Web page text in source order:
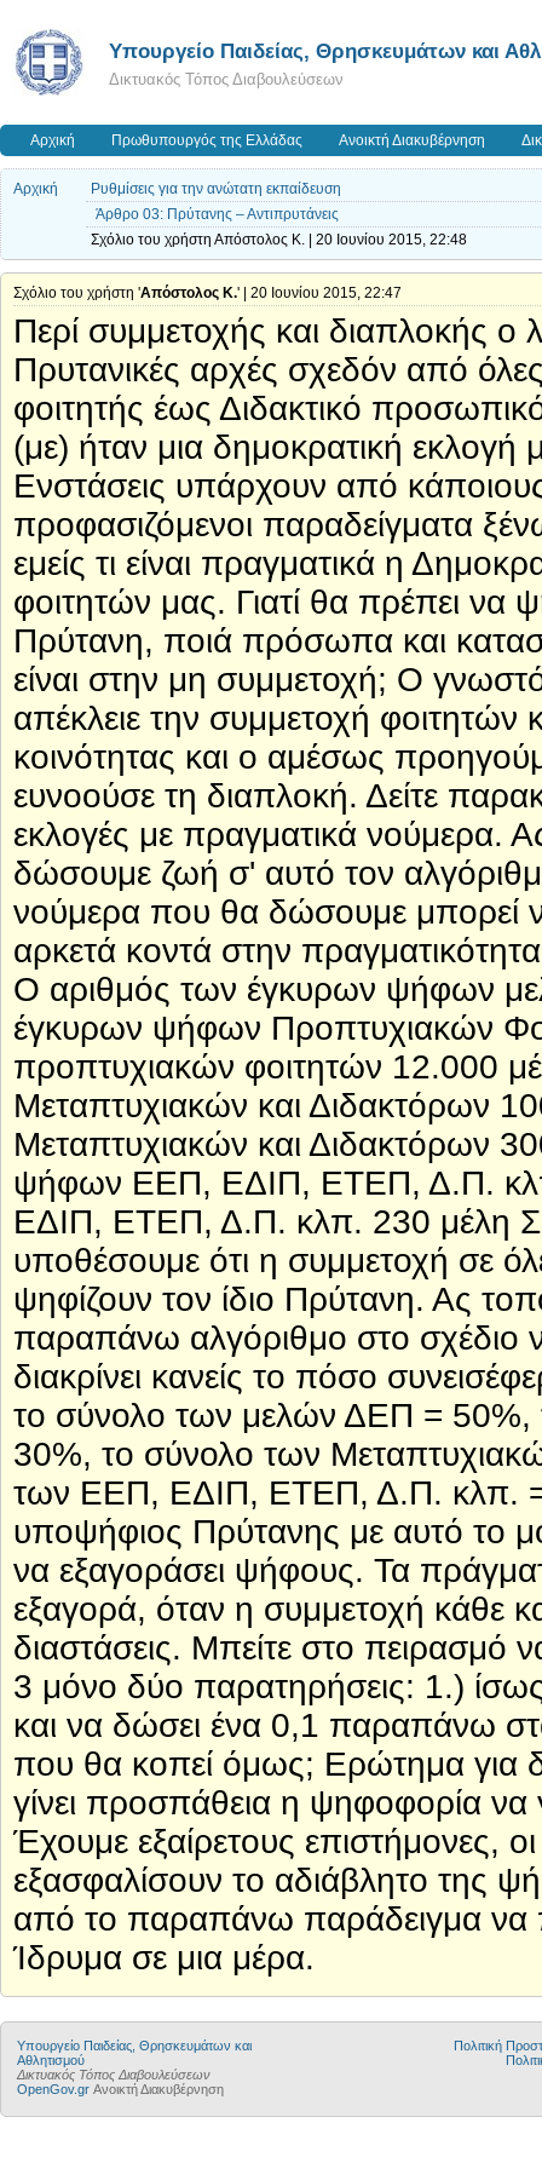
Υπουργείο Παιδείας, Θρησκευμάτων και
Δικτυακός Τόπος Διαβουλεύσεων
Αρχική Πρωθυπουργός της Ελλάδας Ανοικτή Διακυβέρνηση
Αρχική
Ρυθμίσεις για την ανώτατη εκπαίδευση
Άρθρο 03: Πρύτανης – Αντιπρυτάνεις
Σχόλιο του χρήστη Απόστολος Κ. | 20 Ιουνίου 2015, 22:48
Σχόλιο του χρήστη 'Απόστολος Κ.' | 20 Ιουνίου 2015, 22:47
Περί συμμετοχής και διαπλοκής ο
Πρυτανικές αρχές σχεδόν από
φοιτητής έως Διδακτικό
(με) ήταν μια δημοκρατική
Ενστάσεις υπάρχουν από
προφασιζόμενοι παραδείγματα
εμείς τι είναι πραγματικά η
φοιτητών μας. Γιατί θα πρέπει να
Πρύτανη, ποιά πρόσωπα και
είναι στην μη συμμετοχή; Ο
απέκλειε την συμμετοχή
κοινότητας και ο αμέσως
ευνοούσε τη διαπλοκή. Δείτε
εκλογές με πραγματικά νούμερα.
δώσουμε ζωή σ' αυτό τον
νούμερα που θα δώσουμε μπορεί
αρκετά κοντά στην
Ο αριθμός των έγκυρων ψήφων
έγκυρων ψήφων Προπτυχιακών
προπτυχιακών φοιτητών 12.000
Μεταπτυχιακών και Διδακτόρων
Μεταπτυχιακών και Διδακτόρων
ψήφων ΕΕΠ, ΕΔΙΠ, ΕΤΕΠ, Δ.Π.
ΕΔΙΠ, ΕΤΕΠ, Δ.Π. κλπ. 230 μέλη
υποθέσουμε ότι η συμμετοχή σε
ψηφίζουν τον ίδιο Πρύτανη. Ας
παραπάνω αλγόριθμο στο σχέδιο
διακρίνει κανείς το πόσο
το σύνολο των μελών ΔΕΠ = 50%,
30%, το σύνολο των
των ΕΕΠ, ΕΔΙΠ, ΕΤΕΠ, Δ.Π. κλπ. =
υποψήφιος Πρύτανης με αυτό το
να εξαγοράσει ψήφους. Τα
εξαγορά, όταν η συμμετοχή κάθε
διαστάσεις. Μπείτε στο πειρασμό
3 μόνο δύο παρατηρήσεις: 1.)
και να δώσει ένα 0,1 παραπάνω
που θα κοπεί όμως; Ερώτημα για
γίνει προσπάθεια η ψηφοφορία να
Έχουμε εξαίρετους επιστήμονες,
εξασφαλίσουν το αδιάβλητο της
από το παραπάνω παράδειγμα να
Ίδρυμα σε μια μέρα.
Υπουργείο Παιδείας, Θρησκευμάτων και
Αθλητισμού
Δικτυακός Τόπος Διαβουλεύσεων
OpenGov.gr Ανοικτή Διακυβέρνηση
Πολιτική